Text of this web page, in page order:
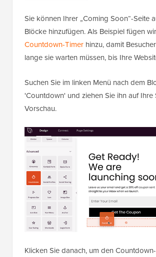
Sie können Ihrer „Coming Soon“-Seite
Blöcke hinzufügen. Als Beispiel fügen
Countdown-Timer hinzu, damit
lange sie warten müssen, bis Ihre
Suchen Sie im linken Menü nach dem
'Countdown' und ziehen Sie ihn auf Ihre
Vorschau.
Klicken Sie danach, um den